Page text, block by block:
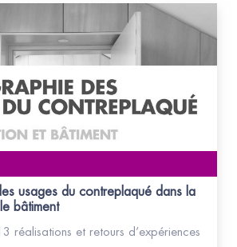
usages du contreplaqué dans la
bâtiment
réalisations et retours d’expériences